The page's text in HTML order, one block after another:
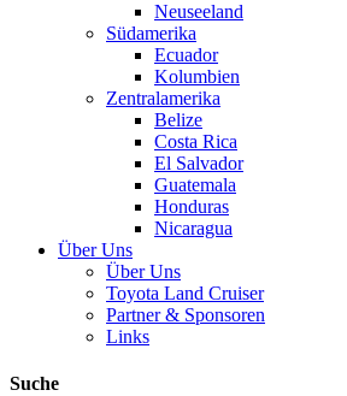
Neuseeland
Südamerika
Ecuador
Kolumbien
Zentralamerika
Belize
Costa Rica
El Salvador
Guatemala
Honduras
Nicaragua
Über Uns
Über Uns
Toyota Land Cruiser
Partner & Sponsoren
Links
Suche